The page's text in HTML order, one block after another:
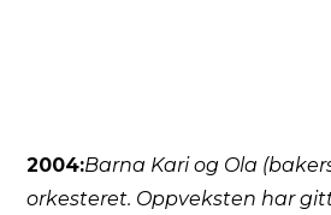
2004:Barna Kari og Ola
orkesteret. Oppveksten har